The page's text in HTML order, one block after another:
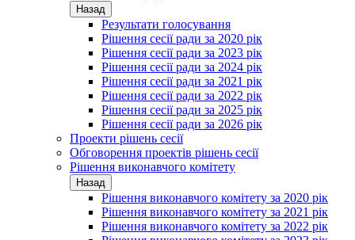
Назад
Результати голосування
Рішення сесії ради за 2020 рік
Рішення сесії ради за 2023 рік
Рішення сесії ради за 2024 рік
Рішення сесії ради за 2021 рік
Рішення сесії ради за 2022 рік
Рішення сесії ради за 2025 рік
Рішення сесії ради за 2026 рік
Проекти рішень сесії
Обговорення проектів рішень сесії
Рішення виконавчого комітету
Назад
Рішення виконавчого комітету за 2020 рік
Рішення виконавчого комітету за 2021 рік
Рішення виконавчого комітету за 2022 рік